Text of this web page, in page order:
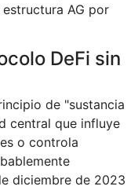
AG por
DeFi sin
de "sustancia
central que influye
o controla
diciembre de 2023